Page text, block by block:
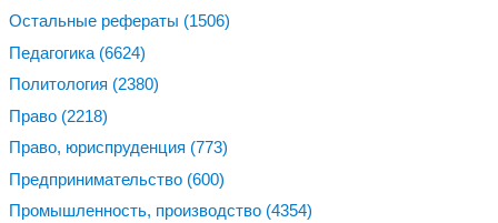
Остальные рефераты (1506)
Педагогика (6624)
Политология (2380)
Право (2218)
Право, юриспруденция (773)
Предпринимательство (600)
Промышленность, производство (4354)